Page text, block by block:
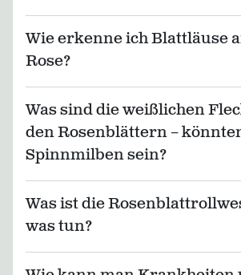
Wie erkenne ich Blattläuse
Rose?
Was sind die weißlichen
den Rosenblättern –
Spinnmilben sein?
Was ist die
was tun?